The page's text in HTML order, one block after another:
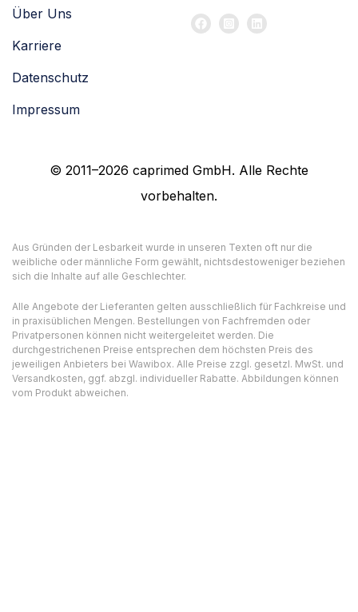
Über Uns
Karriere
Datenschutz
Impressum
© 2011–2026 caprimed GmbH. Alle Rechte
vorbehalten.
Aus Gründen der Lesbarkeit wurde in unseren Texten oft nur die
weibliche oder männliche Form gewählt, nichtsdestoweniger beziehen
sich die Inhalte auf alle Geschlechter.
Alle Angebote der Lieferanten gelten ausschließlich für Fachkreise und
in praxisüblichen Mengen. Bestellungen von Fachfremden oder
Privatpersonen können nicht weitergeleitet werden. Die
durchgestrichenen Preise entsprechen dem höchsten Preis des
jeweiligen Anbieters bei Wawibox. Alle Preise zzgl. gesetzl. MwSt. und
Versandkosten, ggf. abzgl. individueller Rabatte. Abbildungen können
vom Produkt abweichen.